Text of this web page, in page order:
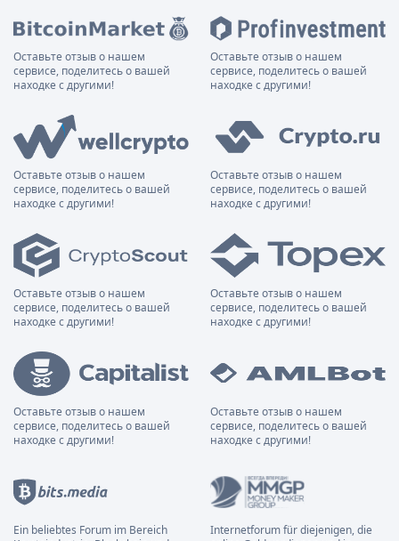
Оставьте отзыв о нашем
сервисе, поделитесь о вашей
находке с другими!
Оставьте отзыв о нашем
сервисе, поделитесь о вашей
находке с другими!
Оставьте отзыв о нашем
сервисе, поделитесь о вашей
находке с другими!
Оставьте отзыв о нашем
сервисе, поделитесь о вашей
находке с другими!
Оставьте отзыв о нашем
сервисе, поделитесь о вашей
находке с другими!
Оставьте отзыв о нашем
сервисе, поделитесь о вашей
находке с другими!
Оставьте отзыв о нашем
сервисе, поделитесь о вашей
находке с другими!
Оставьте отзыв о нашем
сервисе, поделитесь о вашей
находке с другими!
Ein beliebtes Forum im Bereich
Internetforum für diejenigen, die